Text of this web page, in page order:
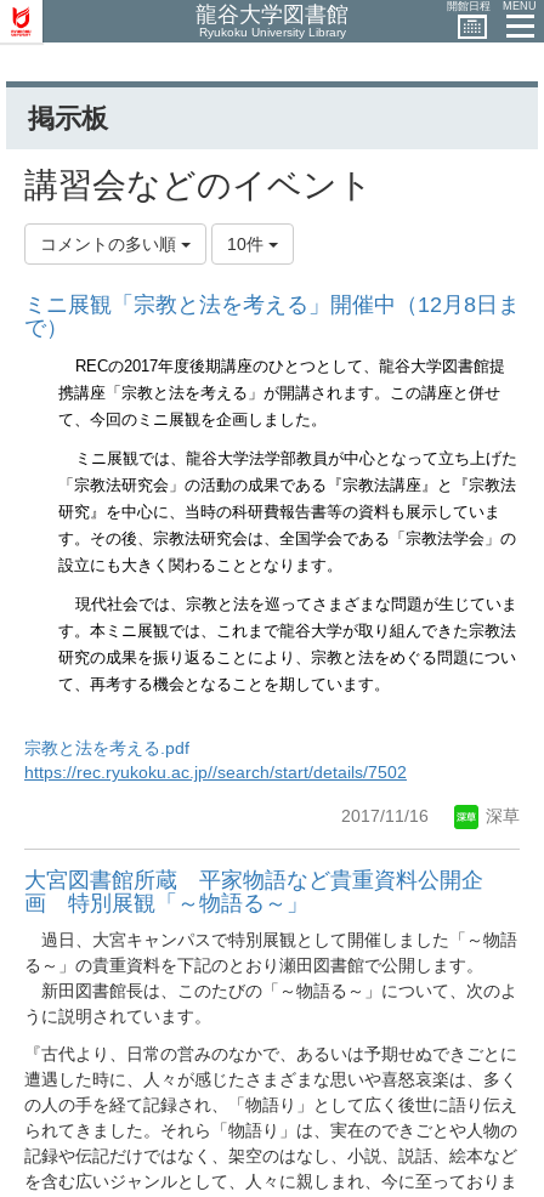
龍谷大学図書館
Ryukoku University Library
開館日程 MENU
掲示板
講習会などのイベント
コメントの多い順 10件
ミニ展観「宗教と法を考える」開催中（12月8日ま
で）
RECの2017年度後期講座のひとつとして、龍谷大学図書館提
携講座「宗教と法を考える」が開講されます。この講座と併せ
て、今回のミニ展観を企画しました。
ミニ展観では、龍谷大学法学部教員が中心となって立ち上げた
「宗教法研究会」の活動の成果である『宗教法講座』と『宗教法
研究』を中心に、当時の科研費報告書等の資料も展示していま
す。その後、宗教法研究会は、全国学会である「宗教法学会」の
設立にも大きく関わることとなります。
現代社会では、宗教と法を巡ってさまざまな問題が生じていま
す。本ミニ展観では、これまで龍谷大学が取り組んできた宗教法
研究の成果を振り返ることにより、宗教と法をめぐる問題につい
て、再考する機会となることを期しています。
宗教と法を考える.pdf
https://rec.ryukoku.ac.jp//search/start/details/7502
2017/11/16 深草
大宮図書館所蔵 平家物語など貴重資料公開企
画 特別展観「～物語る～」
過日、大宮キャンパスで特別展観として開催しました「～物語
る～」の貴重資料を下記のとおり瀬田図書館で公開します。
新田図書館長は、このたびの「～物語る～」について、次のよ
うに説明されています。
『古代より、日常の営みのなかで、あるいは予期せぬできごとに
遭遇した時に、人々が感じたさまざまな思いや喜怒哀楽は、多く
の人の手を経て記録され、「物語り」として広く後世に語り伝え
られてきました。それら「物語り」は、実在のできごとや人物の
記録や伝記だけではなく、架空のはなし、小説、説話、絵本など
を含む広いジャンルとして、人々に親しまれ、今に至っておりま